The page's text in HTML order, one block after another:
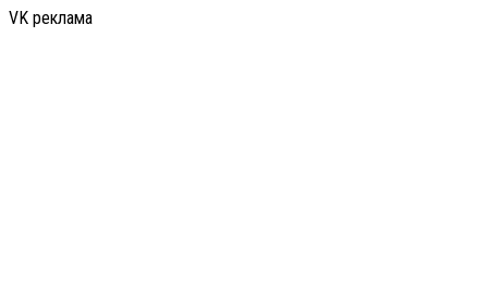
VK реклама